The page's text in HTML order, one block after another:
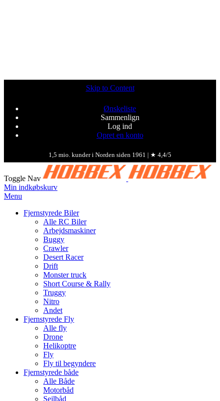
Skip to Content
Ønskeliste
Sammenlign
Log ind
Opret en konto
1,5 mio. kunder i Norden siden 1961 | ★ 4,4/5
Toggle Nav
Min indkøbskurv
Menu
Fjernstyrede Biler
Alle RC Biler
Arbejdsmaskiner
Buggy
Crawler
Desert Racer
Drift
Monster truck
Short Course & Rally
Truggy
Nitro
Andet
Fjernstyrede Fly
Alle fly
Drone
Helikoptre
Fly
Fly til begyndere
Fjernstyrede både
Alle Både
Motorbåd
Sejlbåd